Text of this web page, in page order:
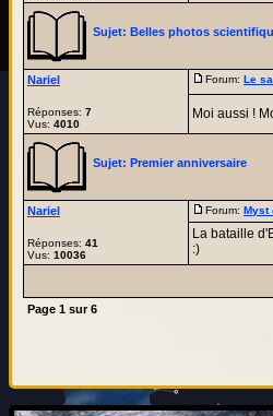
Sujet: Belles photos
Nariel
Réponses: 7
Vus: 4010
Forum: Le
Moi aussi !
Sujet: Premier anniversaire
Nariel
Réponses: 41
Vus: 10036
Forum: Myst
La bataille
:)
Page 1 sur6